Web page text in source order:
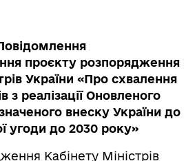
проєкту розпорядження
України «Про схвалення
з реалізації Оновленого
внеску України до
угоди до 2030 року»
Кабінету Міністрів